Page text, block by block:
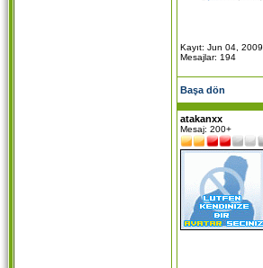
Kayıt: Jun 04, 2009
Mesajlar: 194
Başa dön
atakanxx
Mesaj: 200+